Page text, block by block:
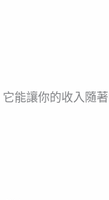
能讓你的收入隨